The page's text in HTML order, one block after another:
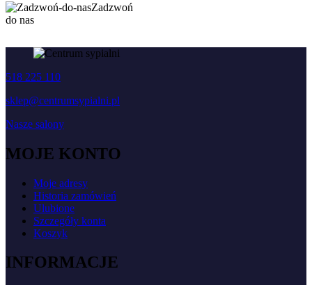
Zadzwoń
do nas
518 225 110
sklep@centrumsypialni.pl
Nasze salony
MOJE KONTO
Moje adresy
Historia zamówień
Ulubione
Szczegóły konta
Koszyk
INFORMACJE